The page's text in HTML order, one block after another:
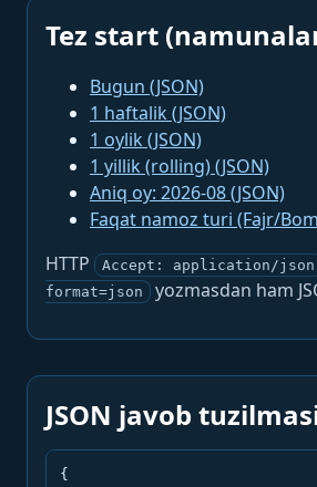
Tez start
Bugun (JSON)
1 haftalik (JSON)
1 oylik (JSON)
1 yillik (rolling) (JSON)
Aniq oy: 2026-08 (JSON)
Faqat namoz turi (Fajr/
HTTP
Accept: application/json
format=json
yozmasdan ham
JSON javob
{